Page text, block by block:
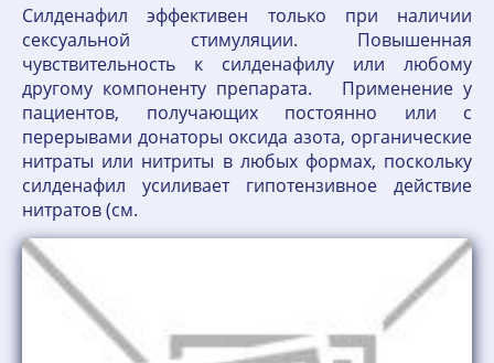
Силденафил эффективен только при наличии
сексуальной стимуляции. Повышенная
чувствительность к силденафилу или любому
другому компоненту препарата. Применение у
пациентов, получающих постоянно или с
перерывами донаторы оксида азота, органические
нитраты или нитриты в любых формах, поскольку
силденафил усиливает гипотензивное действие
нитратов (см.